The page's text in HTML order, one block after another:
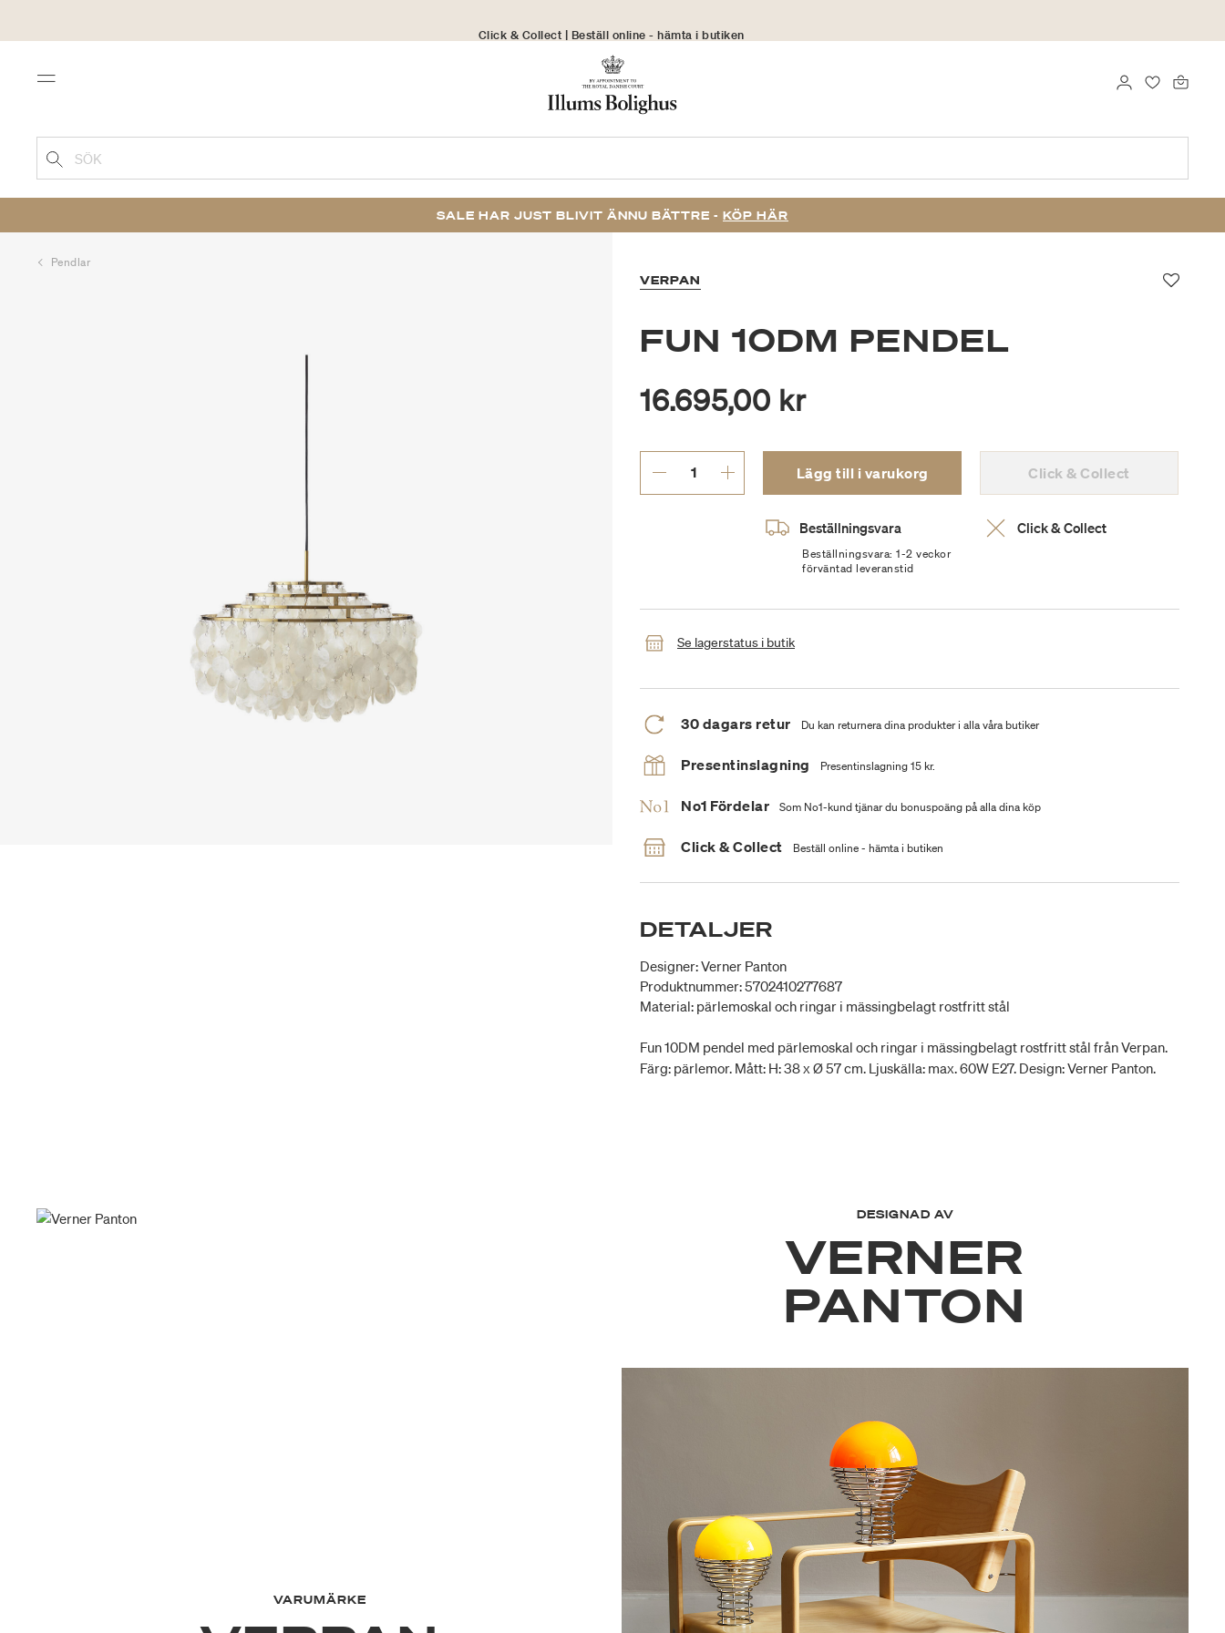
30 dagars returrätt
Menu FAVORITER
LOGGA IN
SÖK
SALE HAR JUST BLIVIT ÄNNU BÄTTRE - KÖP HÄR
Pendlar
VERPAN
FUN 10DM PENDEL
16.695,00 kr
Lägg till i varukorg Click & Collect
Beställningsvara
Beställningsvara: 1-2 veckor
förväntad leveranstid
Click & Collect
Se lagerstatus i butik
30 dagars retur Du kan returnera dina produkter i alla våra butiker
Presentinslagning Presentinslagning 15 kr.
No1 Fördelar Som No1-kund tjänar du bonuspoäng på alla dina köp
Click & Collect Beställ online - hämta i butiken
DETALJER
Designer: Verner Panton
Produktnummer: 5702410277687
Material: pärlemoskal och ringar i mässingbelagt rostfritt stål
Fun 10DM pendel med pärlemoskal och ringar i mässingbelagt rostfritt stål från Verpan.
Färg: pärlemor. Mått: H: 38 x Ø 57 cm. Ljuskälla: max. 60W E27. Design: Verner Panton.
DESIGNAD AV
VERNER
PANTON
VARUMÄRKE